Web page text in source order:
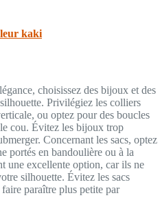
kaki
choisissez des bijoux et des
Privilégiez les colliers
ou optez pour des boucles
cou. Évitez les bijoux trop
Concernant les sacs, optez
portés en bandoulière ou à la
une excellente option, car ils ne
silhouette. Évitez les sacs
paraître plus petite par